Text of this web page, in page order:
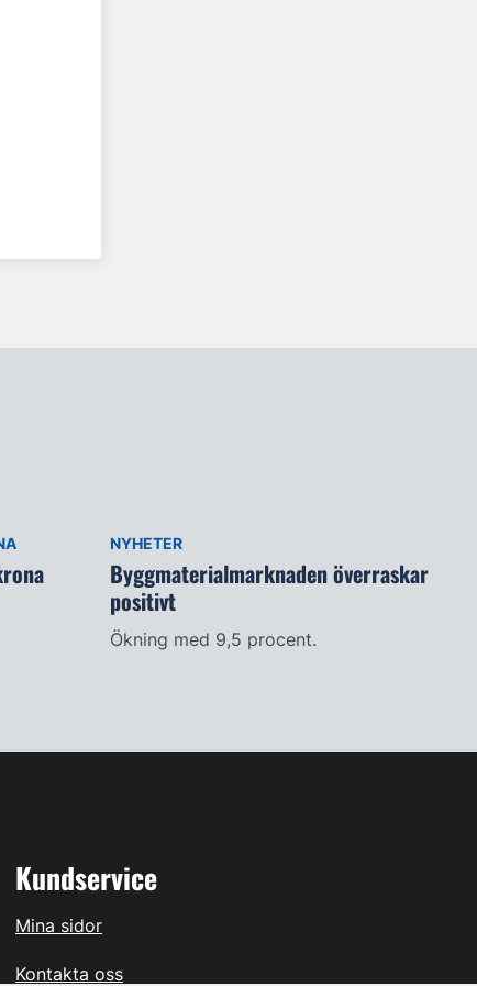
NYHETER
Byggmaterialmarknaden överraskar
positivt
Ökning med 9,5 procent.
Kundservice
Mina sidor
Kontakta oss